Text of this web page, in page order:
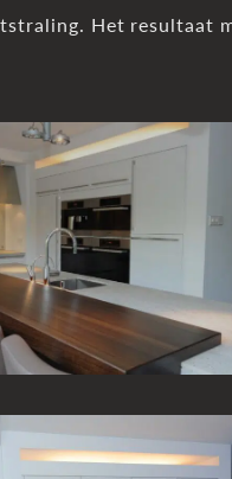
Het resultaat